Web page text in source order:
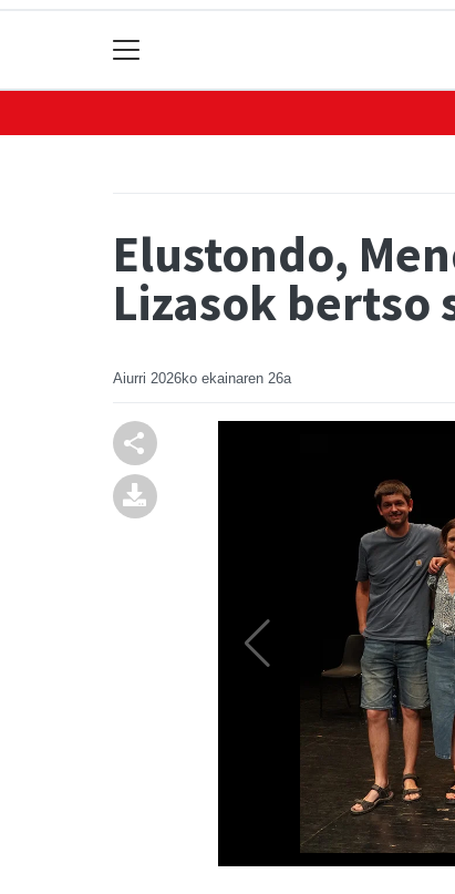
Elustondo,
Lizasok bertso
Aiurri 2026ko ekainaren 26a